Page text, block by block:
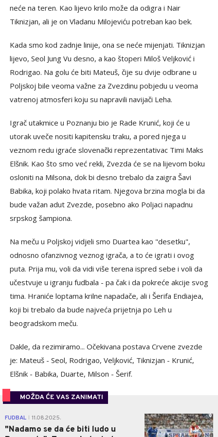
neće na teren. Kao lijevo krilo može da odigra i Nair
Tiknizjan, ali je on Vladanu Milojeviću potreban kao bek.
Kada smo kod zadnje linije, ona se neće mijenjati. Tiknizjan
lijevo, Seol Jung Vu desno, a kao štoperi Miloš Veljković i
Rodrigao. Na golu će biti Mateuš, čije su dvije odbrane u
Poljskoj bile veoma važne za Zvezdinu pobjedu u veoma
vatrenoj atmosferi koju su napravili navijači Leha.
Igrač utakmice u Poznanju bio je Rade Krunić, koji će u
utorak uveče nositi kapitensku traku, a pored njega u
veznom redu igraće slovenački reprezentativac Timi Maks
Elšnik. Kao što smo već rekli, Zvezda će se na lijevom boku
osloniti na Milsona, dok bi desno trebalo da zaigra Šavi
Babika, koji polako hvata ritam. Njegova brzina mogla bi da
bude važan adut Zvezde, posebno ako Poljaci napadnu
srpskog šampiona.
Na meču u Poljskoj vidjeli smo Duartea kao "desetku",
odnosno ofanzivnog veznog igrača, a to će igrati i ovog
puta. Prija mu, voli da vidi više terena ispred sebe i voli da
učestvuje u igranju fudbala - pa čak i da pokreće akcije svog
tima. Hraniće loptama krilne napadače, ali i Šerifa Endiajea,
koji bi trebalo da bude najveća prijetnja po Leh u
beogradskom meču.
Dakle, da rezimiramo... Očekivana postava Crvene zvezde
je: Mateuš - Seol, Rodrigao, Veljković, Tiknizjan - Krunić,
Elšnik - Babika, Duarte, Milson - Šerif.
MOŽDA ĆE VAS ZANIMATI
FUDBAL 11.08.2025.
"Nadamo se da će biti ludo u
0